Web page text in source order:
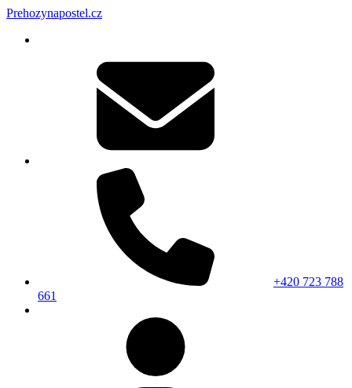
Prehozynapostel.cz
+420 723 788
661